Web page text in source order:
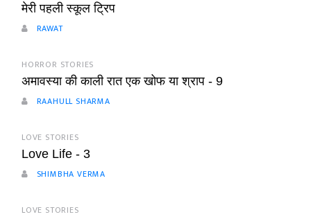
मेरी पहली स्कूल ट्रिप
RAWAT
HORROR STORIES
अमावस्या की काली रात एक खोफ या श्राप - 9
RAAHULL SHARMA
LOVE STORIES
Love Life - 3
SHIMBHA VERMA
LOVE STORIES